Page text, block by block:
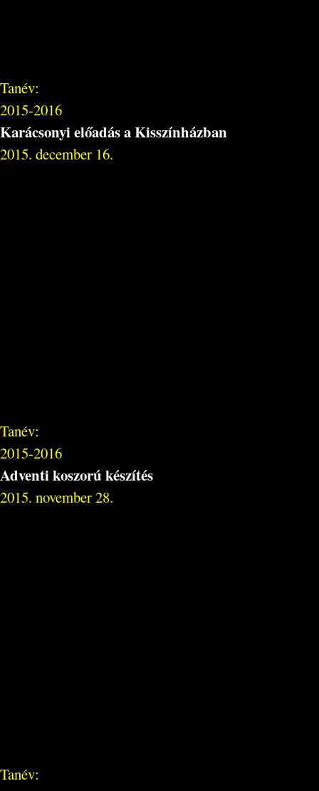
Tanév:
2015-2016
Karácsonyi előadás a Kisszínházban
2015. december 16.
Tanév:
2015-2016
Adventi koszorú készítés
2015. november 28.
Tanév: